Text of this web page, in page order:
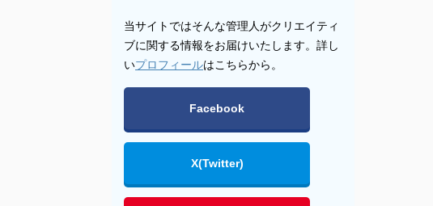
当サイトではそんな管理人がクリエイティ
ブに関する情報をお届けいたします。詳し
いプロフィールはこちらから。
Facebook
X(Twitter)